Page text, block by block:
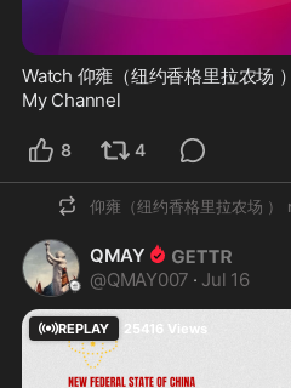
Watch 仰雍（纽约香格里拉农场
My Channel
8 4
仰雍（纽约香格里拉农场 ）
QMAY
@QMAY007 · Jul 16
REPLAY 25416 Views